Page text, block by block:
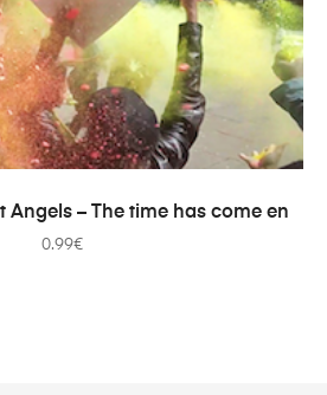
ADICIONAR
Angels – The time has come en
0.99€